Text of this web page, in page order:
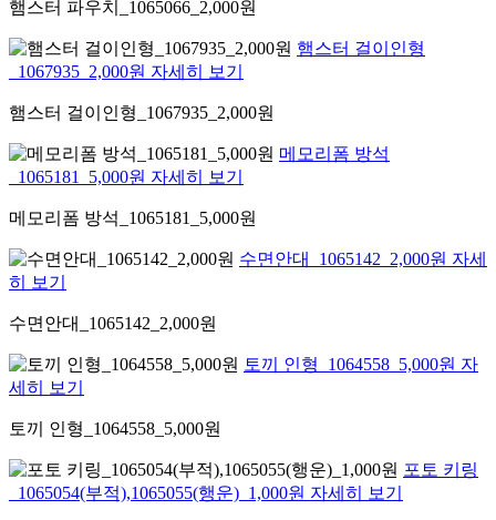
햄스터 파우치_1065066_2,000원
햄스터 걸이인형
_1067935_2,000원 자세히 보기
햄스터 걸이인형_1067935_2,000원
메모리폼 방석
_1065181_5,000원 자세히 보기
메모리폼 방석_1065181_5,000원
수면안대_1065142_2,000원 자세
히 보기
수면안대_1065142_2,000원
토끼 인형_1064558_5,000원 자
세히 보기
토끼 인형_1064558_5,000원
포토 키링
_1065054(부적),1065055(행운)_1,000원 자세히 보기